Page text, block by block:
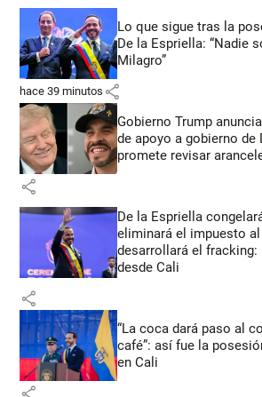
Lo que sigue tras la
De la Espriella: “Nadie
Milagro”
hace 39 minutos share
Gobierno Trump
de apoyo a gobierno de
promete revisar
share
De la Espriella
eliminará el impuesto
desarrollará el
desde Cali
share
“La coca dará paso al
café”: así fue la
en Cali